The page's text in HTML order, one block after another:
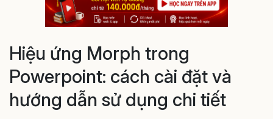
Hiệu ứng Morph trong
Powerpoint: cách cài đặt và
hướng dẫn sử dụng chi tiết